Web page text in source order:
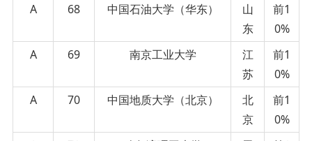
A
68 中国石油大学（华东）
山
东
前1
0%
A
69 南京工业大学
江
苏
前1
0%
A
70 中国地质大学（北京）
北
京
前1
0%